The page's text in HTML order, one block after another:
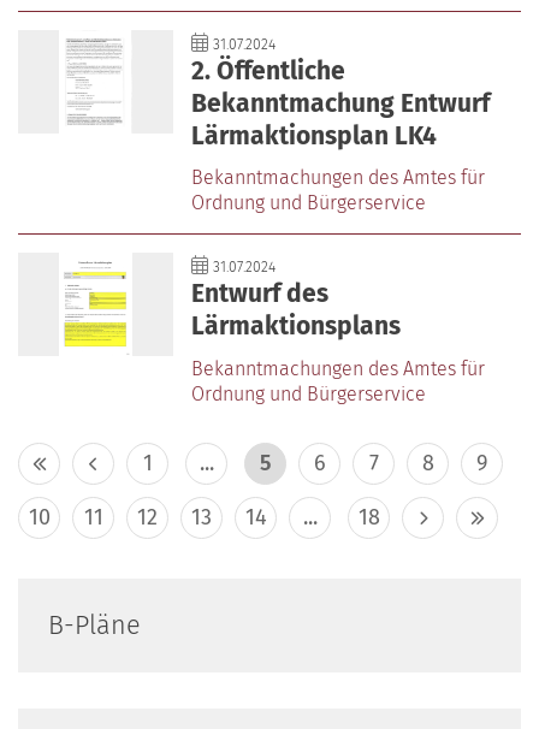
31.07.2024
2. Öffentliche
Bekanntmachung Entwurf
Lärmaktionsplan LK4
Bekanntmachungen des Amtes für
Ordnung und Bürgerservice
31.07.2024
Entwurf des
Lärmaktionsplans
Bekanntmachungen des Amtes für
Ordnung und Bürgerservice
1 ... 5 6 7 8 9
10 11 12 13 14 ... 18
B-Pläne